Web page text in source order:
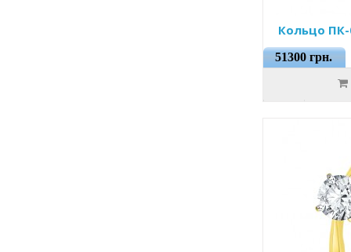
Кольцо
51300 грн.